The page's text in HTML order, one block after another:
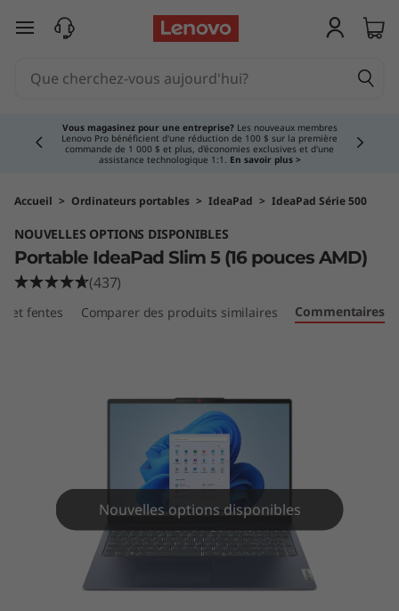
a
d
S
passer au contenu principal
Vous magasinez pour une entreprise?Les nouveaux membres
Lenovo Pro bénéficient d'une réduction de 100 $ sur la première
commande de 1 000 $ et plus, d'économies exclusives et d'une
assistance technologique 1:1. En savoir plus >
Currently displaying item 3 of 5
Accueil > Ordinateurs portables > IdeaPad > IdeaPad Série 500
NOUVELLES OPTIONS DISPONIBLES
Portable IdeaPad Slim 5 (16 pouces AMD)
(437)
et fentes Comparer des produits similaires Commentaires
Nouvelles options disponibles